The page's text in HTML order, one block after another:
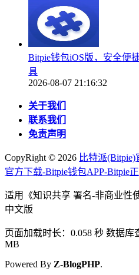
Bitpie钱包iOS版，安全便
具
2026-08-07 21:16:32
关于我们
联系我们
免责声明
CopyRight © 2026 比特派
官方下载-Bitpie钱包APP-Bitpie
适用《知识共享 署名-非商业性
中文版
页面加载时长：0.058 秒 数据库
MB
Powered By Z-BlogPHP.